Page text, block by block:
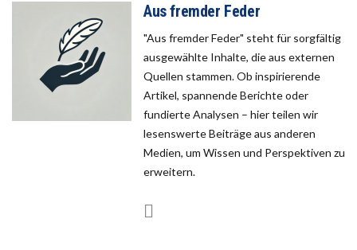
Aus fremder Feder
"Aus fremder Feder" steht für sorgfältig
ausgewählte Inhalte, die aus externen
Quellen stammen. Ob inspirierende
Artikel, spannende Berichte oder
fundierte Analysen – hier teilen wir
lesenswerte Beiträge aus anderen
Medien, um Wissen und Perspektiven zu
erweitern.